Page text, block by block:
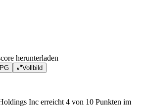
herunterladen
Vollbild
Inc erreicht 4 von 10 Punkten im